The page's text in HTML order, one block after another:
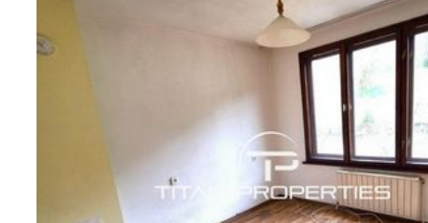
ЗАГРУЗКА...